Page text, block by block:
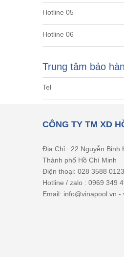
Hotline 05
Hotline 06
Trung tâm bảo
Tel
CÔNG TY TM XD
Địa Chỉ : 22 Nguyễn Bỉnh
Thành phố Hồ Chí Minh
Điện thoại: 028 3588
Hotline / zalo : 0969 349
Email: info@vinapool.vn -